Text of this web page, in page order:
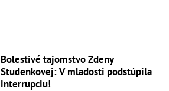
Bolestivé tajomstvo Zdeny
Studenkovej: V mladosti podstúpila
interrupciu!